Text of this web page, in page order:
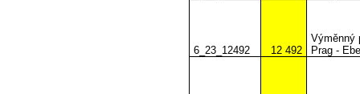
6_23_12492 12 492
Výměnný
Prag -